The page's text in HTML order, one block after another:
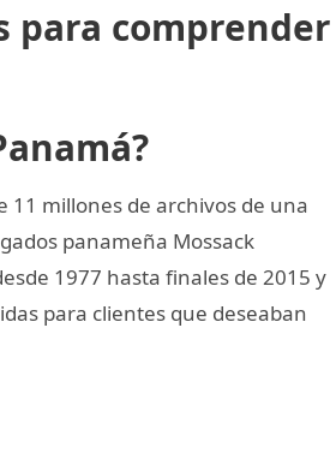
para comprender
11 millones de archivos de una
panameña Mossack
1977 hasta finales de 2015 y
para clientes que deseaban